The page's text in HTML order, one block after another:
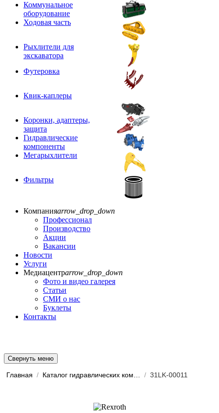
Коммунальное
оборудование
Ходовая часть
Рыхлители для
экскаватора
Футеровка
Квик-каплеры
Коронки, адаптеры,
защита
Гидравлические
компоненты
Мегарыхлители
Фильтры
Компанияarrow_drop_down
Профессионал
Производство
Акции
Вакансии
Новости
Услуги
Медиацентрarrow_drop_down
Фото и видео галерея
Статьи
СМИ о нас
Буклеты
Контакты
Свернуть меню
Главная / / 31LK-00011